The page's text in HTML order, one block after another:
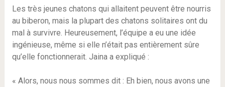
Les très jeunes chatons qui allaitent peuvent être nourris
au biberon, mais la plupart des chatons solitaires ont du
mal à survivre. Heureusement, l’équipe a eu une idée
ingénieuse, même si elle n’était pas entièrement sûre
qu’elle fonctionnerait. Jaina a expliqué :
« Alors, nous nous sommes dit : Eh bien, nous avons une